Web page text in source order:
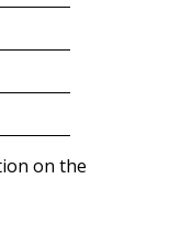
on the